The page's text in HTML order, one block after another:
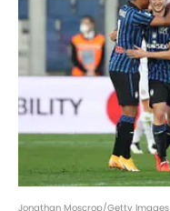
Jonathan Moscrop/Getty Images